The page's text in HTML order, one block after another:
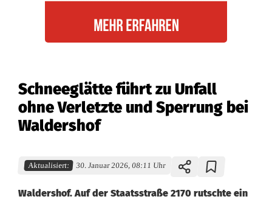
Schneeglätte führt zu Unfall
ohne Verletzte und Sperrung bei
Waldershof
Aktualisiert: 30. Januar 2026, 08:11 Uhr
Waldershof. Auf der Staatsstraße 2170 rutschte ein